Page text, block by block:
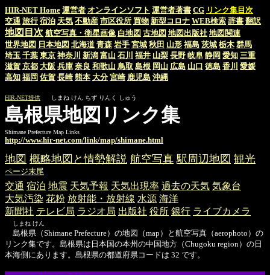
HIR-NET Home 運営者 オンラインソフト 運営者著書 CG リンク集目次
交通 旅行 宿泊 天気 不動産 市区役所 買物 新型コロナ WEB検索 辞書 翻訳
地図目次 航空写真・衛星画像 白地図 古地図 地図出版社 地図関連
世界地図 日本地図 北海道 青森 岩手 宮城 秋田 山形 福島 茨城 栃木 群馬
埼玉 千葉 東京 神奈川 新潟 富山 石川 福井 山梨 長野 岐阜 静岡 愛知 三重
滋賀 京都 大阪 兵庫 奈良 和歌山 鳥取 島根 岡山 広島 山口 徳島 香川 愛媛
高知 福岡 佐賀 長崎 熊本 大分 宮崎 鹿児島 沖縄
HIR-NET提供 しまね けん ちず りんく しゅう
島根県地図リンク集
Shimane Prefecture Map Links
http://www.hir-net.com/link/map/shimane.html
地図 概略地図と情勢解説 航空写真 駅周辺地図 観光
ページ末尾
交通 宿泊 地震 天気予報 天気出現率 過去の天気 気象台
大気汚染 花粉 放射能・放射線 水源 海洋
新聞社 テレビ局 ラジオ局 出版社 役所 銀行 ライブカメラ
しまね けん
島根県（Shimane Prefecture）の地図（map）と航空写真（aerophoto）の
リンク集です。島根県は日本国の本州の中国地方（Chugoku region）の日
本海側にあります。島根県の都道府県コードは 32 です。